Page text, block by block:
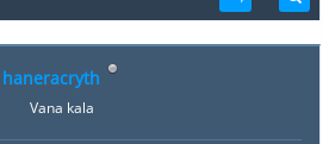
haneracryth
Vana kala